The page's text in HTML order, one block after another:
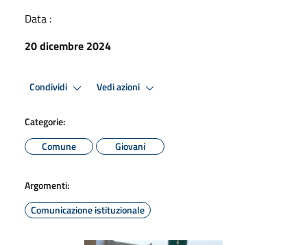
Data :
20 dicembre 2024
Condividi Vedi azioni
Categorie:
Comune
Giovani
Argomenti:
Comunicazione istituzionale